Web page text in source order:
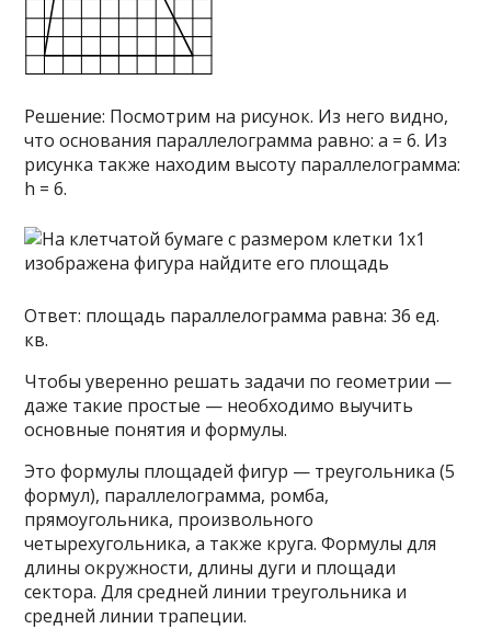
Решение: Посмотрим на рисунок. Из него видно,
что основания параллелограмма равно: a = 6. Из
рисунка также находим высоту параллелограмма:
h = 6.
Ответ: площадь параллелограмма равна: 36 ед.
кв.
Чтобы уверенно решать задачи по геометрии —
даже такие простые — необходимо выучить
основные понятия и формулы.
Это формулы площадей фигур — треугольника (5
формул), параллелограмма, ромба,
прямоугольника, произвольного
четырехугольника, а также круга. Формулы для
длины окружности, длины дуги и площади
сектора. Для средней линии треугольника и
средней линии трапеции.